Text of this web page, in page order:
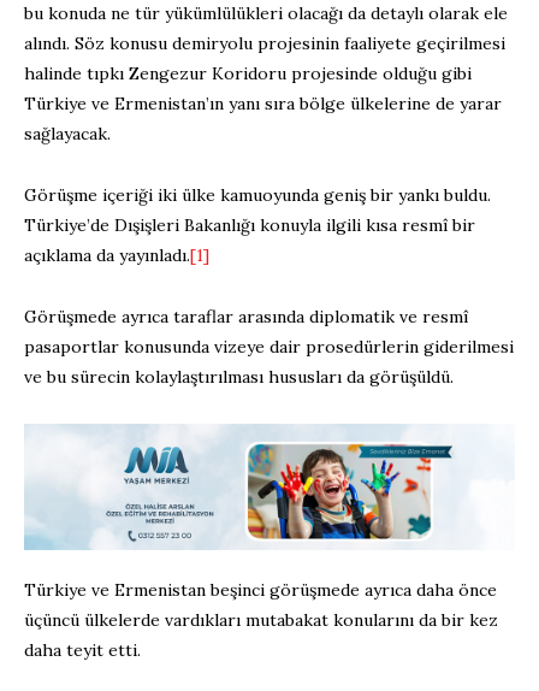
bu konuda ne tür yükümlülükleri olacağı da detaylı olarak ele
alındı. Söz konusu demiryolu projesinin faaliyete geçirilmesi
halinde tıpkı Zengezur Koridoru projesinde olduğu gibi
Türkiye ve Ermenistan’ın yanı sıra bölge ülkelerine de yarar
sağlayacak.
Görüşme içeriği iki ülke kamuoyunda geniş bir yankı buldu.
Türkiye’de Dışişleri Bakanlığı konuyla ilgili kısa resmî bir
açıklama da yayınladı.[1]
Görüşmede ayrıca taraflar arasında diplomatik ve resmî
pasaportlar konusunda vizeye dair prosedürlerin giderilmesi
ve bu sürecin kolaylaştırılması hususları da görüşüldü.
Türkiye ve Ermenistan beşinci görüşmede ayrıca daha önce
üçüncü ülkelerde vardıkları mutabakat konularını da bir kez
daha teyit etti.